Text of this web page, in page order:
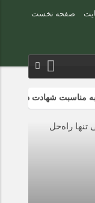
صفحه نخست
شهادت دکتر علی